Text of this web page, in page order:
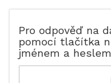
Pro odpověď na
pomocí tlačítka
jménem a